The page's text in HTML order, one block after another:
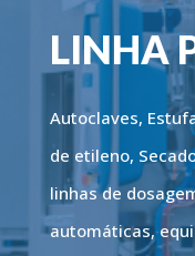
LINHA
Autoclaves,
de etileno,
linhas de
automáticas,